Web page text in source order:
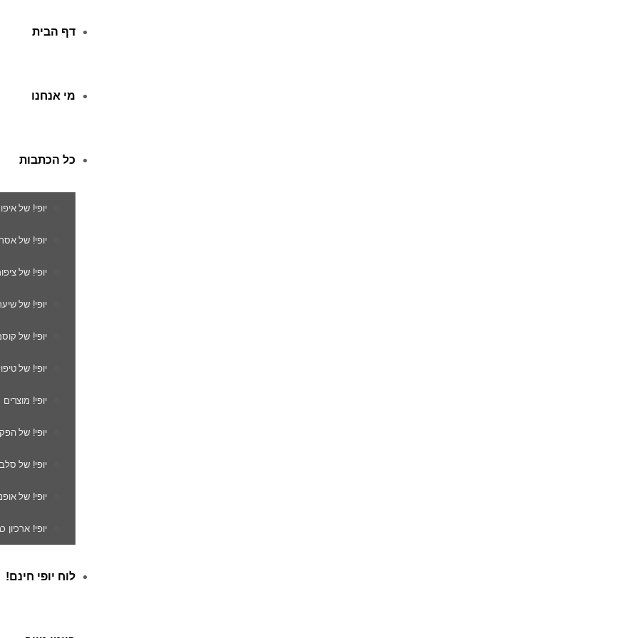
דף הבית
מי אנחנו
כל הכתבות
יופי! של
יופי! של
יופי! של
יופי! של
יופי! של
יופי! של
יופי!
יופי! של
יופי! של
יופי! של
יופי! ארכיון
לוח יופי חינם!